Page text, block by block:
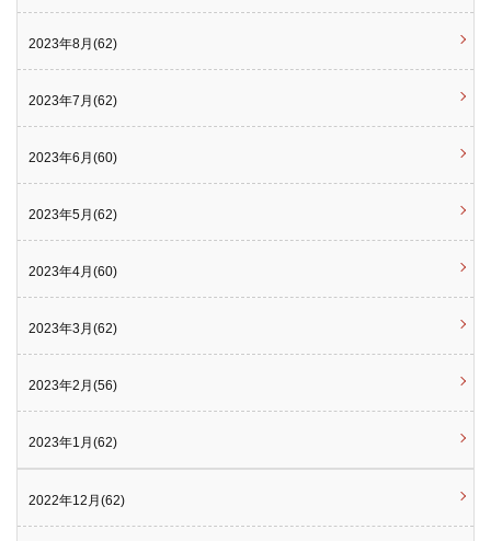
2023年8月(62)
2023年7月(62)
2023年6月(60)
2023年5月(62)
2023年4月(60)
2023年3月(62)
2023年2月(56)
2023年1月(62)
2022年12月(62)